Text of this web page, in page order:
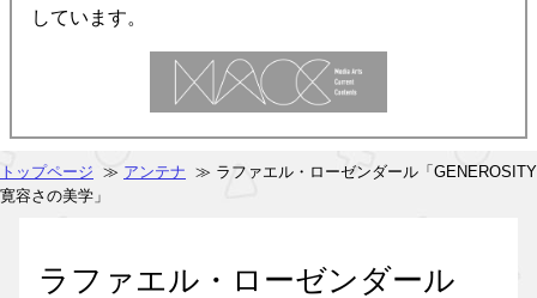
しています。
トップページ ≫ アンテナ ≫ ラファエル・ローゼンダール「GENEROSITY
寛容さの美学」
ラファエル・ローゼンダール